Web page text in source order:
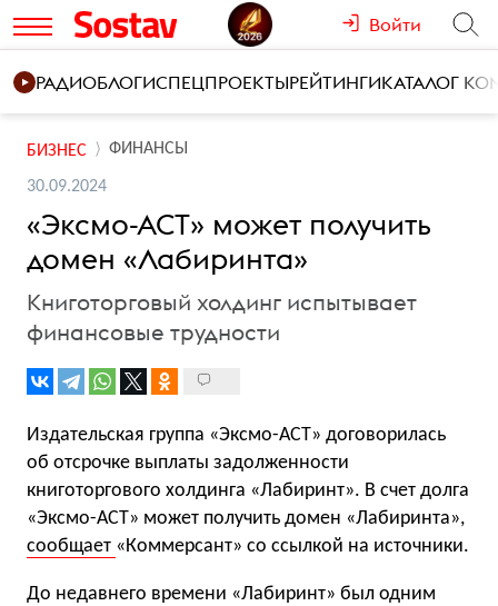
Войти
РАДИОБЛОГИСПЕЦПРОЕКТЫРЕЙТИНГИКАТАЛОГ
БИЗНЕС ФИНАНСЫ
30.09.2024
«Эксмо-АСТ» может получить
домен «Лабиринта»
Книготорговый холдинг испытывает
финансовые трудности
Издательская группа «Эксмо-АСТ» договорилась
об отсрочке выплаты задолженности
книготоргового холдинга «Лабиринт». В счет долга
«Эксмо-АСТ» может получить домен «Лабиринта»,
сообщает «Коммерсант» со ссылкой на источники.
До недавнего времени «Лабиринт» был одним